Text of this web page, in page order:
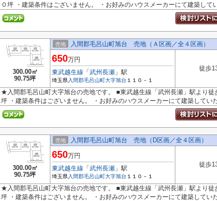
０坪 ・建築条件はございません。 ・お好みのハウスメーカーにて建築して
300.00㎡
90.75坪
売地 入間郡毛呂山町旭台 売地（Ａ区画／全４区画）
650万円
東武越生線 「 武州長瀬 」駅
埼玉県入間郡毛呂山町大字旭台 １１０－１
徒歩
★入間郡毛呂山町大字旭台の売地です。 ■東武越生線「武州長瀬」駅より
坪 ・建築条件はございません。 ・お好みのハウスメーカーにて建築してい
300.00㎡
90.75坪
売地 入間郡毛呂山町旭台 売地（D区画／全４区画）
650万円
東武越生線 「 武州長瀬 」駅
埼玉県入間郡毛呂山町大字旭台 １１０－１
徒歩
★入間郡毛呂山町大字旭台の売地です。 ■東武越生線「武州長瀬」駅より
坪 ・建築条件はございません。 ・お好みのハウスメーカーにて建築してい